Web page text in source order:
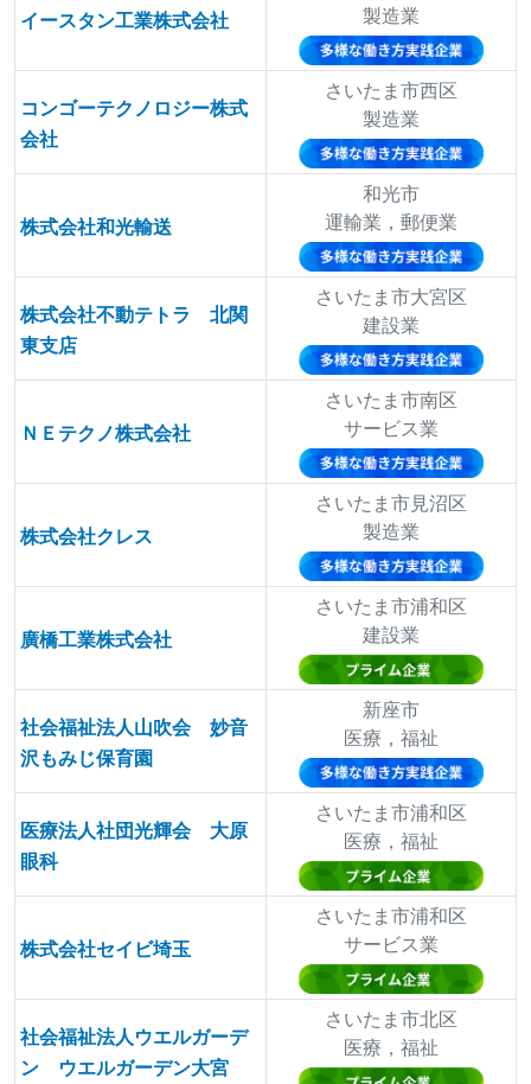
イースタン工業株式会社
製造業
コンゴーテクノロジー株式
会社
さいたま市西区
製造業
株式会社和光輸送
和光市
運輸業，郵便業
株式会社不動テトラ 北関
東支店
さいたま市大宮区
建設業
ＮＥテクノ株式会社
さいたま市南区
サービス業
株式会社クレス
さいたま市見沼区
製造業
廣橋工業株式会社
さいたま市浦和区
建設業
社会福祉法人山吹会 妙音
沢もみじ保育園
新座市
医療，福祉
医療法人社団光輝会 大原
眼科
さいたま市浦和区
医療，福祉
株式会社セイビ埼玉
さいたま市浦和区
サービス業
社会福祉法人ウエルガーデ
ン ウエルガーデン大宮
さいたま市北区
医療，福祉